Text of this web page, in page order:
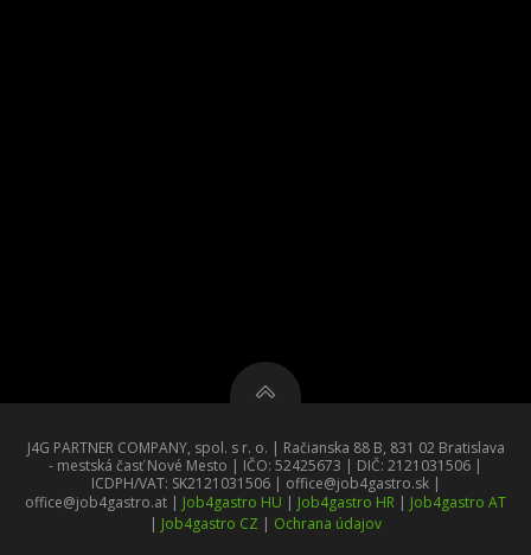
J4G PARTNER COMPANY, spol. s r. o. | Račianska 88 B, 831 02 Bratislava
- mestská časť Nové Mesto | IČO: 52425673 | DIČ: 2121031506 |
ICDPH/VAT: SK2121031506 | office@job4gastro.sk |
office@job4gastro.at | Job4gastro HU | Job4gastro HR | Job4gastro AT
| Job4gastro CZ | Ochrana údajov